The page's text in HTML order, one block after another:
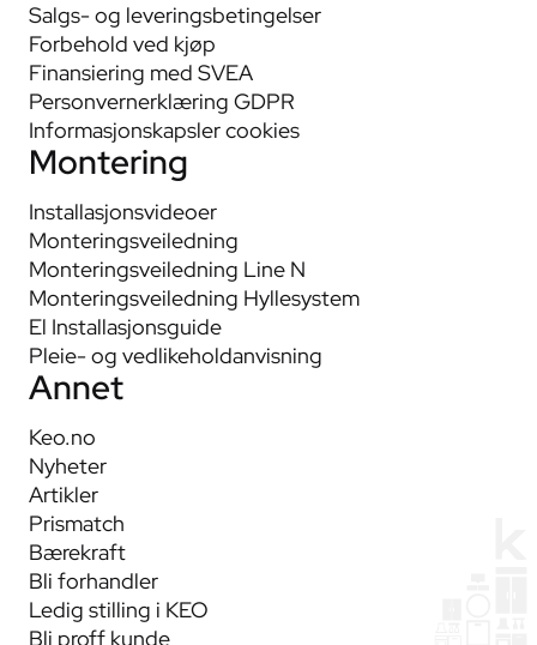
Salgs- og leveringsbetingelser
Forbehold ved kjøp
Finansiering med SVEA
Personvernerklæring GDPR
Informasjonskapsler cookies
Montering
Installasjonsvideoer
Monteringsveiledning
Monteringsveiledning Line N
Monteringsveiledning Hyllesystem
El Installasjonsguide
Pleie- og vedlikeholdanvisning
Annet
Keo.no
Nyheter
Artikler
Prismatch
Bærekraft
Bli forhandler
Ledig stilling i KEO
Bli proff kunde